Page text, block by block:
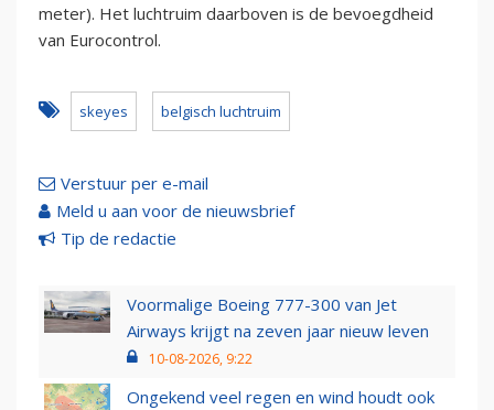
meter). Het luchtruim daarboven is de bevoegdheid
van Eurocontrol.
skeyes belgisch luchtruim
Verstuur per e-mail
Meld u aan voor de nieuwsbrief
Tip de redactie
Voormalige Boeing 777-300 van Jet
Airways krijgt na zeven jaar nieuw leven
10-08-2026, 9:22
Ongekend veel regen en wind houdt ook